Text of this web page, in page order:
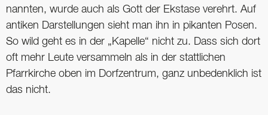
nannten, wurde auch als Gott der Ekstase verehrt. Auf
antiken Darstellungen sieht man ihn in pikanten Posen.
So wild geht es in der „Kapelle“ nicht zu. Dass sich dort
oft mehr Leute versammeln als in der stattlichen
Pfarrkirche oben im Dorfzentrum, ganz unbedenklich ist
das nicht.